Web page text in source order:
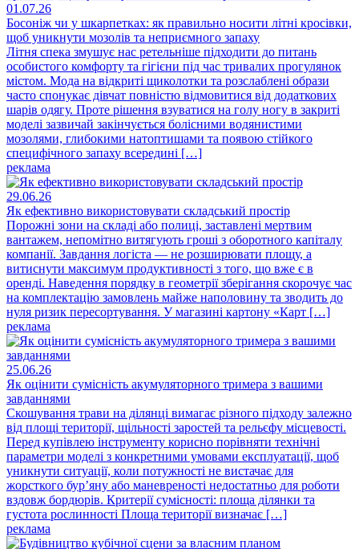
01.07.26
Босоніж чи у шкарпетках: як правильно носити літні кросівки,
щоб уникнути мозолів та неприємного запаху
Літня спека змушує нас ретельніше підходити до питань
особистого комфорту та гігієни під час тривалих прогулянок
містом. Мода на відкриті щиколотки та розслаблені образи
часто спонукає дівчат повністю відмовитися від додаткових
шарів одягу. Проте рішення взуватися на голу ногу в закриті
моделі зазвичай закінчується болісними водянистими
мозолями, глибокими натоптишами та появою стійкого
специфічного запаху всередині […]
реклама
29.06.26
Як ефективно використовувати складський простір
Порожні зони на складі або полиці, заставлені мертвим
вантажем, непомітно витягують гроші з оборотного капіталу
компанії. Завдання логіста — не розширювати площу, а
витиснути максимум продуктивності з того, що вже є в
оренді. Наведення порядку в геометрії зберігання скорочує час
на комплектацію замовлень майже наполовину та зводить до
нуля ризик пересортування. У магазині картону «Карт […]
реклама
25.06.26
Як оцінити сумісність акумуляторного тримера з вашими
завданнями
Скошування трави на ділянці вимагає різного підходу залежно
від площі території, щільності заростей та рельєфу місцевості.
Перед купівлею інструменту корисно порівняти технічні
параметри моделі з конкретними умовами експлуатації, щоб
уникнути ситуації, коли потужності не вистачає для
жорсткого бур’яну або маневреності недостатньо для роботи
вздовж бордюрів. Критерії сумісності: площа ділянки та
густота рослинності Площа території визначає […]
реклама